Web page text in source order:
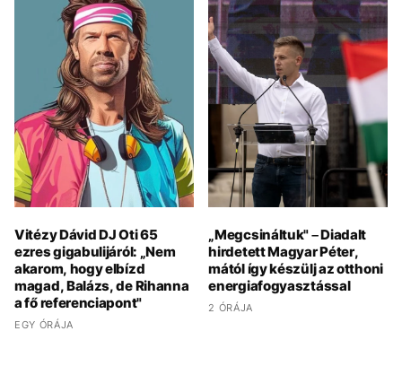
Vitézy Dávid DJ Oti 65
ezres gigabulijáról: „Nem
akarom, hogy elbízd
magad, Balázs, de Rihanna
a fő referenciapont"
EGY ÓRÁJA
„Megcsináltuk" – Diadalt
hirdetett Magyar Péter,
mától így készülj az otthoni
energiafogyasztással
2 ÓRÁJA